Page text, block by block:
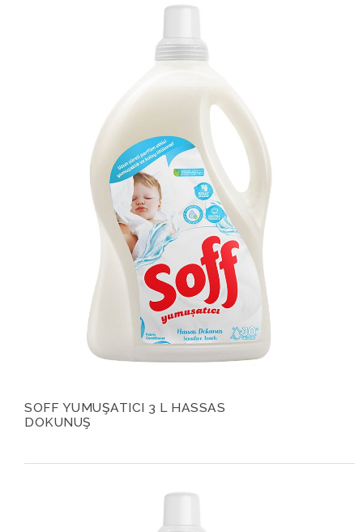
SOFF YUMUŞATICI 3 L HASSAS
DOKUNUŞ